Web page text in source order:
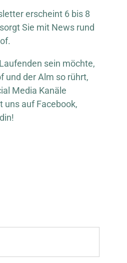
erscheint 6 bis 8
Sie mit News rund
sein möchte,
und der Alm so rührt,
Media Kanäle
uns auf Facebook,